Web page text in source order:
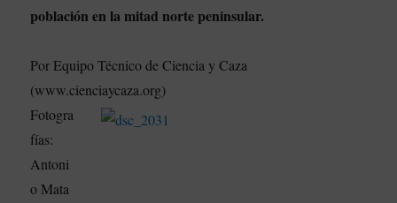
población en la mitad norte peninsular.
Por Equipo Técnico de Ciencia y Caza
(www.cienciaycaza.org)
Fotogra
fías:
Antoni
o Mata